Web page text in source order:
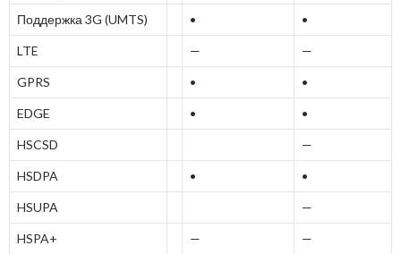
Поддержка 3G (UMTS) • •
LTE — —
GPRS • •
EDGE • •
HSCSD —
HSDPA • •
HSUPA —
HSPA+ — —